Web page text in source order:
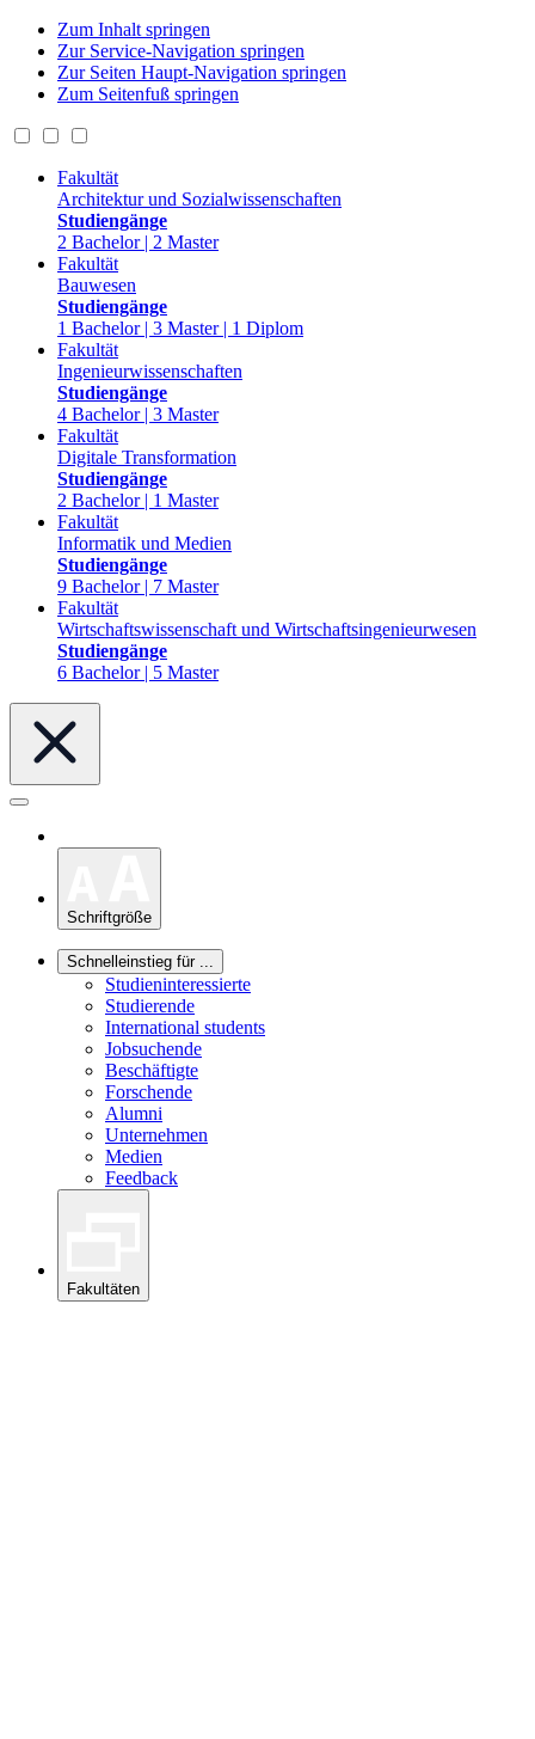
Zum Inhalt springen
Zur Service-Navigation springen
Zur Seiten Haupt-Navigation springen
Zum Seitenfuß springen
Fakultät
Architektur und Sozialwissenschaften
Studiengänge
2 Bachelor | 2 Master
Fakultät
Bauwesen
Studiengänge
1 Bachelor | 3 Master | 1 Diplom
Fakultät
Ingenieurwissenschaften
Studiengänge
4 Bachelor | 3 Master
Fakultät
Digitale Transformation
Studiengänge
2 Bachelor | 1 Master
Fakultät
Informatik und Medien
Studiengänge
9 Bachelor | 7 Master
Fakultät
Wirtschaftswissenschaft und Wirtschaftsingenieurwesen
Studiengänge
6 Bachelor | 5 Master
Schriftgröße
Schnelleinstieg für ...
Studieninteressierte
Studierende
International students
Jobsuchende
Beschäftigte
Forschende
Alumni
Unternehmen
Medien
Feedback
Fakultäten